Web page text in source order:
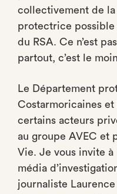
collectivement de
protectrice possible
du RSA. Ce n’est
partout, c’est le
Le Département
Costarmoricaines
certains acteurs
au groupe AVEC et
Vie. Je vous invite
média
journaliste